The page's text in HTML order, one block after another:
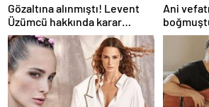
Gözaltına alınmıştı! Levent
Üzümcü hakkında karar
verildi
Ani
nedeni